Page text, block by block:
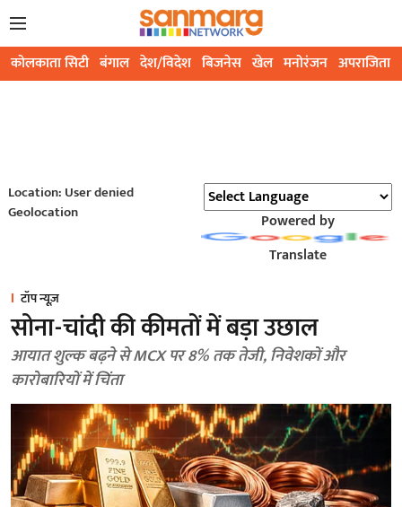
कोलकाता सिटी बंगाल देश/विदेश बिजनेस खेल मनोरंजन अपराजिता
Location: User denied
Geolocation
Powered by
Translate
टॉप न्यूज़
सोना-चांदी की कीमतों में बड़ा उछाल
आयात शुल्क बढ़ने से MCX पर 8% तक तेजी, निवेशकों और
कारोबारियों में चिंता